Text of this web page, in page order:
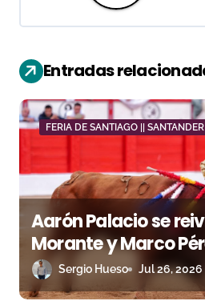
c
i
ó
n
d
e
e
n
t
Entradas
FERIA DE SANTIAGO || SANTANDER
Aarón Palacio se
Morante y Marco
sangre su entrega
Sergio Hueso Jul 26, 2026